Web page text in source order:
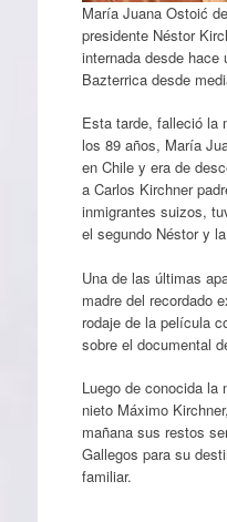
María Juana Ostoić
presidente Néstor
internada desde
Bazterrica desde
Esta tarde, falleció la
los 89 años, María
en Chile y era de
a Carlos Kirchner
inmigrantes suizos,
el segundo Néstor y
Una de las últimas
madre del recordado
rodaje de la película
sobre el documental
Luego de conocida la
nieto Máximo
mañana sus restos
Gallegos para su
familiar.